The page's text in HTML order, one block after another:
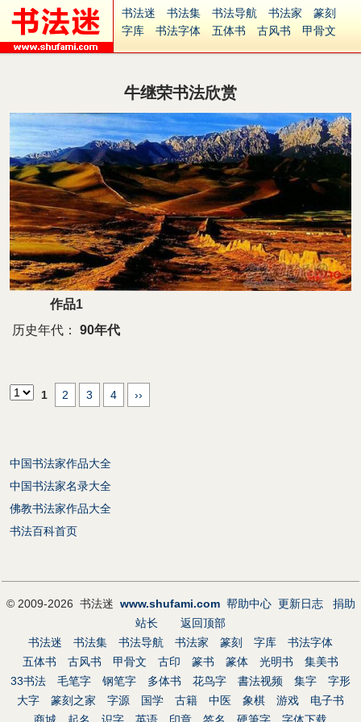
书法迷 书法集 书法导航 书法家
篆刻
字库
书法字体 五体书 古风书
甲骨文
集字
字形 大字 篆刻之家
古籍
中医 象棋 游戏
起名
识字 英语 印章 签名
硬筆字
字体下载
免费字体 中文字体
英文字体
Ai矢量
P图宝 南无阿弥陀佛
意见反馈
安全网站
捐赠 繁體版
牛继荣书法欣赏
作品1
历史年代：
90年代
1 2 3 4 ››
中国书法家作品大全
中国书法家名录大全
佛教书法家作品大全
书法百科首页
© 2009-2026 书法迷 www.shufami.com 帮助中心 更新日志
捐助
站长
返回顶部
书法迷
书法集 书法导航 书法家 篆刻 字库
书法字体
五体书
古风书 甲骨文 古印 篆书 篆体 光明书
集美书
33书法
毛笔字 钢笔字 多体书 花鸟字 書法视频 集字
字形
大字
篆刻之家 字源 国学 古籍 中医 象棋 游戏
电子书